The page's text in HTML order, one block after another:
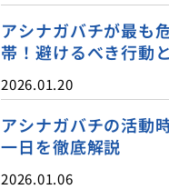
アシナガバチが最も
帯！避けるべき行動
2026.01.20
アシナガバチの活動
一日を徹底解説
2026.01.06